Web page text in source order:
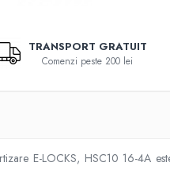
TRANSPORT GRATUIT
Comenzi peste 200 lei
E-LOCKS, HSC10 16-4A